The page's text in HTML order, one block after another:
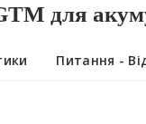
для
Питання -